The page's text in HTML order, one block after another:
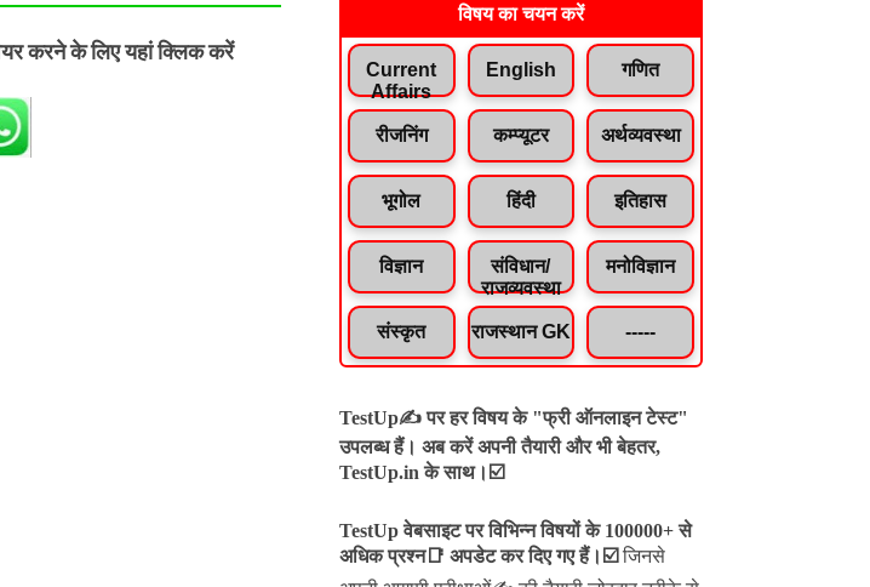
करने के लिए यहां क्लिक करें
विषय का चयन करें
Current
Affairs
English गणित
रीजनिंग कम्प्यूटर अर्थव्यवस्था
भूगोल हिंदी इतिहास
विज्ञान
संविधान/
राजव्यवस्था
मनोविज्ञान
संस्कृत राजस्थान GK -----
TestUp✍️ पर हर विषय के "फ्री ऑनलाइन टेस्ट"
उपलब्ध हैं। अब करें अपनी तैयारी और भी बेहतर,
TestUp.in के साथ।☑️
TestUp वेबसाइट पर विभिन्न विषयों के 100000+ से
अधिक प्रश्न📑 अपडेट कर दिए गए हैं। ☑️ जिनसे